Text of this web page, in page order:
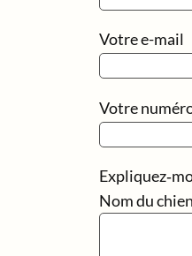
Votre e-mail
Votre
Nom du